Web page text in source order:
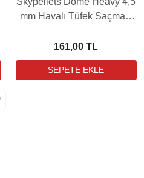
mm Havalı Tüfek Saçması
161,00 TL